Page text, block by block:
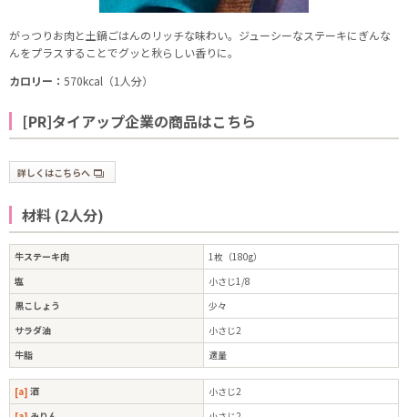
がっつりお肉と土鍋ごはんのリッチな味わい。ジューシーなステーキにぎんな
んをプラスすることでグッと秋らしい香りに。
カロリー： 570kcal（1人分）
[PR]タイアップ企業の商品はこちら
詳しくはこちらへ
材料 (2人分)
牛ステーキ肉
1枚（180g）
塩
小さじ1/8
黒こしょう
少々
サラダ油
小さじ2
牛脂
適量
[a] 酒
小さじ2